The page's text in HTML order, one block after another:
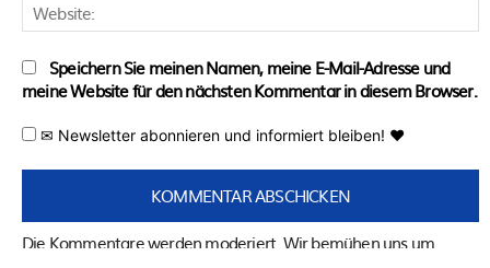
Speichern Sie meinen Namen, meine E-Mail-Adresse und
meine Website für den nächsten Kommentar in diesem Browser.
✉ Newsletter abonnieren und informiert bleiben! ♥
Die Kommentare werden moderiert. Wir bemühen uns um